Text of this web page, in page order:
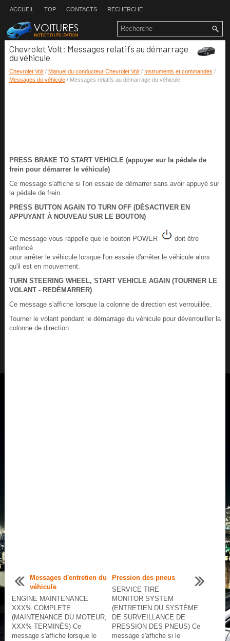
ACCUEIL TOP CONTACTS RECHERCHE
Chevrolet Volt: Messages relatifs au démarrage
du véhicule
Chevrolet Volt/ Manuel du conducteur Chevrolet Volt/ Instruments et commandes /
Messages du véhicule/ Messages relatifs au démarrage du véhicule
PRESS BRAKE TO START VEHICLE (appuyer sur la pédale de
frein pour démarrer le véhicule)
Ce message s'affiche si l'on essaie de démarrer sans avoir appuyé sur
la pédale de frein.
PRESS BUTTON AGAIN TO TURN OFF (DÉSACTIVER EN
APPUYANT À NOUVEAU SUR LE BOUTON)
Ce message vous rappelle que le bouton POWER
doit être
enfoncé
pour arrêter le véhicule lorsque l'on essaie d'arrêter le véhicule alors
qu'il est en mouvement.
TURN STEERING WHEEL, START VEHICLE AGAIN (TOURNER LE
VOLANT - REDÉMARRER)
Ce message s'affiche lorsque la colonne de direction est verrouillée.
Tourner le volant pendant le démarrage du véhicule pour déverrouiller la
colonne de direction.
Messages d'entretien du
véhicule
ENGINE MAINTENANCE
XXX% COMPLETE
(MAINTENANCE DU MOTEUR,
XXX% TERMINÉS) Ce
message s'affiche lorsque le
Pression des pneus
SERVICE TIRE
MONITOR SYSTEM
(ENTRETIEN DU SYSTÈME
DE SURVEILLANCE DE
PRESSION DES PNEUS) Ce
message s'affiche si le